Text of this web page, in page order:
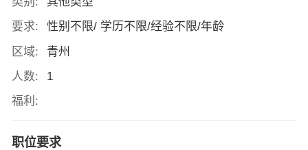
要求:
性别不限/ 学历不限/经验不限/年龄
区域:
青州
人数:
1
福利:
职位要求